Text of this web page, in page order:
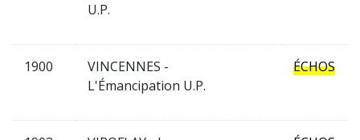
U.P.
1900
VINCENNES -
L'Émancipation U.P.
ÉCHOS